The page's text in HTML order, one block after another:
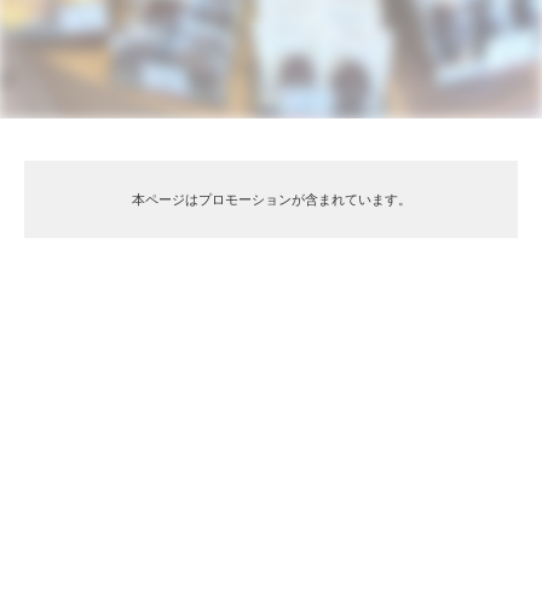
本ページはプロモーションが含まれています。